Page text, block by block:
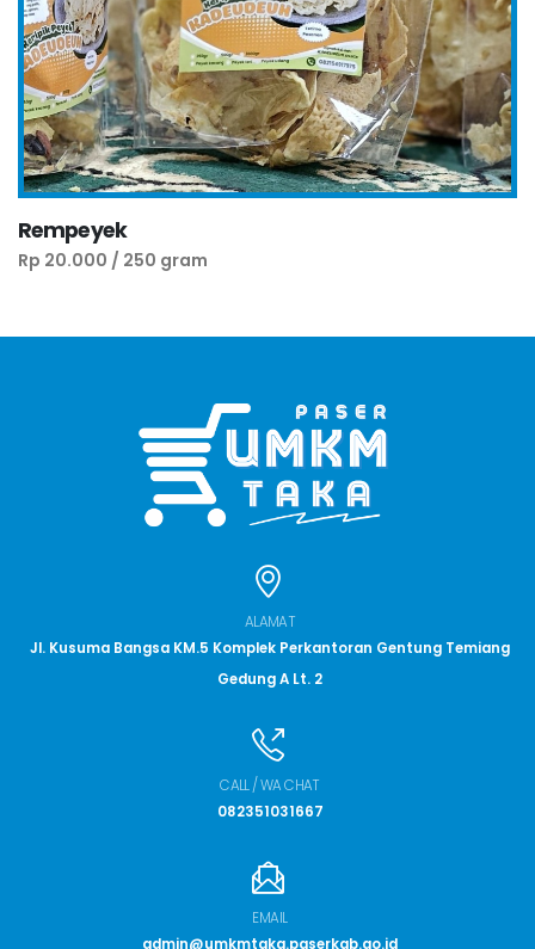
Rempeyek
Rp 20.000 / 250 gram
ALAMAT
Jl. Kusuma Bangsa KM.5 Komplek Perkantoran Gentung Temiang
Gedung A Lt. 2
CALL / WA CHAT
082351031667
EMAIL
admin@umkmtaka.paserkab.go.id